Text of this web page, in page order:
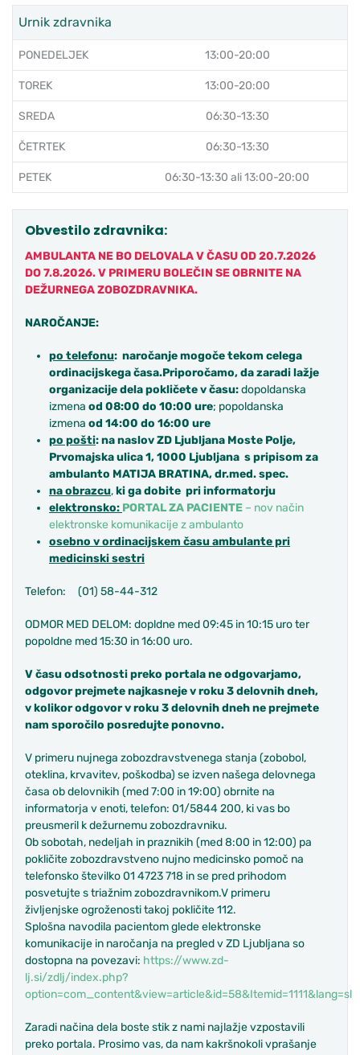
Urnik zdravnika
PONEDELJEK 13:00-20:00
TOREK 13:00-20:00
SREDA 06:30-13:30
ČETRTEK 06:30-13:30
PETEK 06:30-13:30 ali 13:00-20:00
Obvestilo zdravnika:
AMBULANTA NE BO DELOVALA V ČASU OD 20.7.2026
DO 7.8.2026. V PRIMERU BOLEČIN SE OBRNITE NA
DEŽURNEGA ZOBOZDRAVNIKA.
NAROČANJE:
po telefonu: naročanje mogoče tekom celega
ordinacijskega časa.Priporočamo, da zaradi lažje
organizacije dela pokličete v času:dopoldanska
izmena od 08:00 do 10:00 ure; popoldanska
izmena od 14:00 do 16:00 ure
po pošti:na naslov ZD Ljubljana Moste Polje,
Prvomajska ulica 1, 1000 Ljubljana s pripisom za
ambulanto MATIJA BRATINA, dr.med. spec.
na obrazcu,ki ga dobite pri informatorju
elektronsko: PORTAL ZA PACIENTE – nov način
elektronske komunikacije z ambulanto
osebno v ordinacijskem času ambulante pri
medicinski sestri
Telefon: (01) 58-44-312
ODMOR MED DELOM: dopldne med 09:45 in 10:15 uro ter
popoldne med 15:30 in 16:00 uro.
V času odsotnosti preko portala ne odgovarjamo,
odgovor prejmete najkasneje v roku 3 delovnih dneh,
v kolikor odgovor v roku 3 delovnih dneh ne prejmete
nam sporočilo posredujte ponovno.
V primeru nujnega zobozdravstvenega stanja (zobobol,
oteklina, krvavitev, poškodba) se izven našega delovnega
časa ob delovnikih (med 7:00 in 19:00) obrnite na
informatorja v enoti, telefon: 01/5844 200, ki vas bo
preusmeril k dežurnemu zobozdravniku.
Ob sobotah, nedeljah in praznikih (med 8:00 in 12:00) pa
pokličite zobozdravstveno nujno medicinsko pomoč na
telefonsko številko 01 4723 718 in se pred prihodom
posvetujte s triažnim zobozdravnikom.V primeru
življenjske ogroženosti takoj pokličite 112.
Splošna navodila pacientom glede elektronske
komunikacije in naročanja na pregled v ZD Ljubljana so
dostopna na povezavi: https://www.zd-
lj.si/zdlj/index.php?
option=com_content&view=article&id=58&Itemid=1111&lang=sl
Zaradi načina dela boste stik z nami najlažje vzpostavili
preko portala. Prosimo vas, da nam kakršnokoli vprašanje